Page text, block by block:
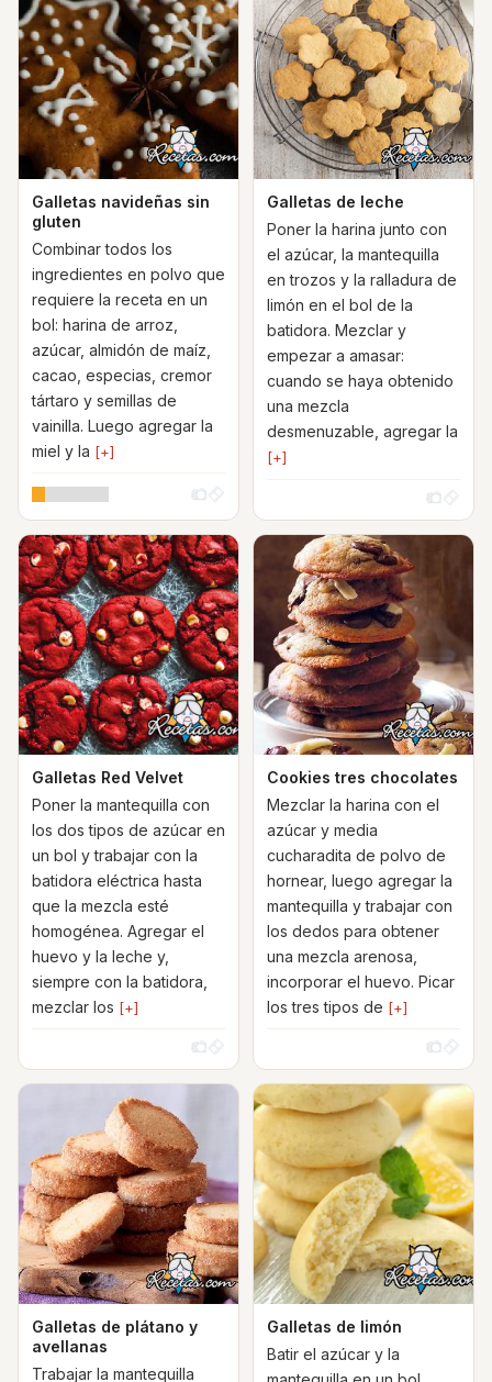
Galletas navideñas sin
gluten
Combinar todos los
ingredientes en polvo que
requiere la receta en un
bol: harina de arroz,
azúcar, almidón de maíz,
cacao, especias, cremor
tártaro y semillas de
vainilla. Luego agregar la
miel y la [+]
Galletas de leche
Poner la harina junto con
el azúcar, la mantequilla
en trozos y la ralladura de
limón en el bol de la
batidora. Mezclar y
empezar a amasar:
cuando se haya obtenido
una mezcla
desmenuzable, agregar la
[+]
Galletas Red Velvet
Poner la mantequilla con
los dos tipos de azúcar en
un bol y trabajar con la
batidora eléctrica hasta
que la mezcla esté
homogénea. Agregar el
huevo y la leche y,
siempre con la batidora,
mezclar los [+]
Cookies tres chocolates
Mezclar la harina con el
azúcar y media
cucharadita de polvo de
hornear, luego agregar la
mantequilla y trabajar con
los dedos para obtener
una mezcla arenosa,
incorporar el huevo. Picar
los tres tipos de [+]
Galletas de plátano y
avellanas
Trabajar la mantequilla
Galletas de limón
Batir el azúcar y la